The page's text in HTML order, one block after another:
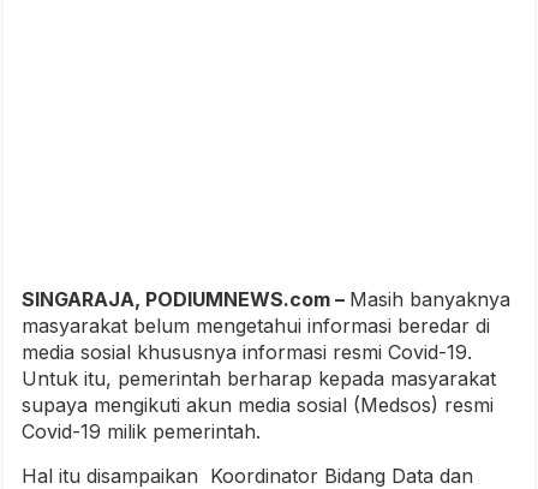
SINGARAJA, PODIUMNEWS.com – Masih banyaknya
masyarakat belum mengetahui informasi beredar di
media sosial khususnya informasi resmi Covid-19.
Untuk itu, pemerintah berharap kepada masyarakat
supaya mengikuti akun media sosial (Medsos) resmi
Covid-19 milik pemerintah.
Hal itu disampaikan Koordinator Bidang Data dan